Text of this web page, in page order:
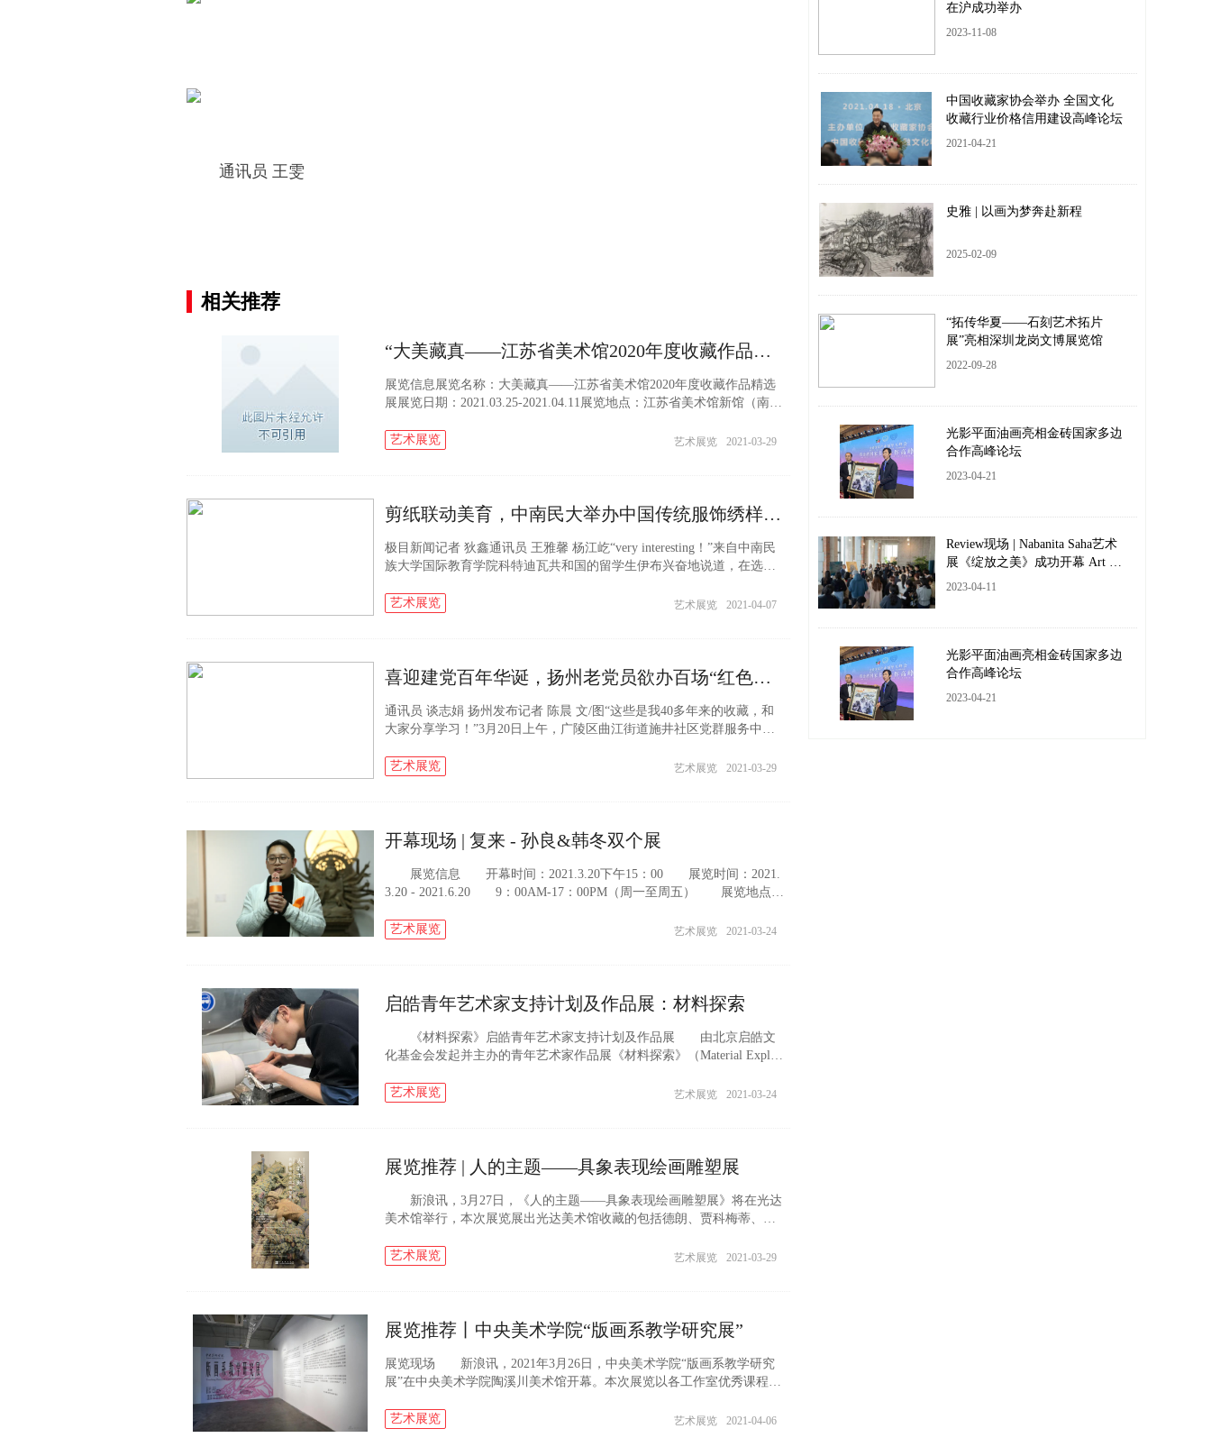
通讯员 王雯
相关推荐
“大美藏真——江苏省美术馆2020年度收藏作品精选展”在我馆展出
展览信息展览名称：大美藏真——江苏省美术馆2020年度收藏作品精选
展展览日期：2021.03.25-2021.04.11展览地点：江苏省美术馆新馆（南京
典藏工作，...
艺术展览 艺术展览 2021-03-29
剪纸联动美育，中南民大举办中国传统服饰绣样剪纸收藏展
极目新闻记者 狄鑫通讯员 王雅馨 杨江屹“very interesting！”来自中南民
族大学国际教育学院科特迪瓦共和国的留学生伊布兴奋地说道，在选修
大的兴趣...
艺术展览 艺术展览 2021-04-07
喜迎建党百年华诞，扬州老党员欲办百场“红色收藏展”
通讯员 谈志娟 扬州发布记者 陈晨 文/图“这些是我40多年来的收藏，和
大家分享学习！”3月20日上午，广陵区曲江街道施井社区党群服务中心
员”，向...
艺术展览 艺术展览 2021-03-29
开幕现场 | 复来 - 孙良&韩冬双个展
展览信息 开幕时间：2021.3.20下午15：00 展览时间：2021.
3.20 - 2021.6.20 9：00AM-17：00PM（周一至周五） 展览地点：
意 ...
艺术展览 艺术展览 2021-03-24
启皓青年艺术家支持计划及作品展：材料探索
《材料探索》启皓青年艺术家支持计划及作品展 由北京启皓文
化基金会发起并主办的青年艺术家作品展《材料探索》（Material Explor
作品，试...
艺术展览 艺术展览 2021-03-24
展览推荐 | 人的主题——具象表现绘画雕塑展
新浪讯，3月27日，《人的主题——具象表现绘画雕塑展》将在光达
美术馆举行，本次展览展出光达美术馆收藏的包括德朗、贾科梅蒂、巴
规的肖像展，...
艺术展览 艺术展览 2021-03-29
展览推荐丨中央美术学院“版画系教学研究展”
展览现场 新浪讯，2021年3月26日，中央美术学院“版画系教学研究
展”在中央美术学院陶溪川美术馆开幕。本次展览以各工作室优秀课程为
画系各工作室...
艺术展览 艺术展览 2021-04-06
在沪成功举办
2023-11-08
中国收藏家协会举办 全国文化
收藏行业价格信用建设高峰论坛
2021-04-21
史雅 | 以画为梦奔赴新程
2025-02-09
“拓传华夏——石刻艺术拓片
展”亮相深圳龙岗文博展览馆
2022-09-28
光影平面油画亮相金砖国家多边
合作高峰论坛
2023-04-21
Review现场 | Nabanita Saha艺术
展《绽放之美》成功开幕 Art Ex
hibition Opening
2023-04-11
光影平面油画亮相金砖国家多边
合作高峰论坛
2023-04-21